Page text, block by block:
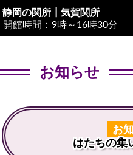
静岡の関所┃気賀関所
開館時間：9時～16時30分
お知らせ
お
はたちの集